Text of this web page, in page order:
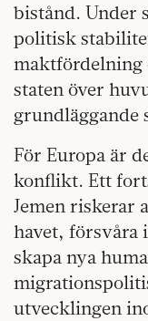
bistånd. Under
politisk
maktfördelning
staten över
grundläggande
För Europa är
konflikt. Ett
Jemen riskerar
havet, försvåra
skapa nya
utvecklingen